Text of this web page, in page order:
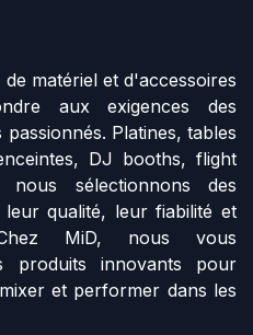
matériel et d'accessoires
aux exigences des
Platines, tables
DJ booths, flight
sélectionnons des
qualité, leur fiabilité et
MiD, nous vous
produits innovants pour
et performer dans les